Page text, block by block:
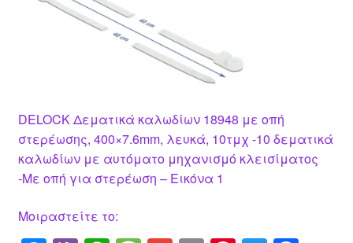
DELOCK Δεματικά καλωδίων 18948 με οπή
στερέωσης, 400×7.6mm, λευκά, 10τμχ -10 δεματικά
καλωδίων με αυτόματο μηχανισμό κλεισίματος
-Με οπή για στερέωση – Εικόνα 1
Μοιραστείτε το: